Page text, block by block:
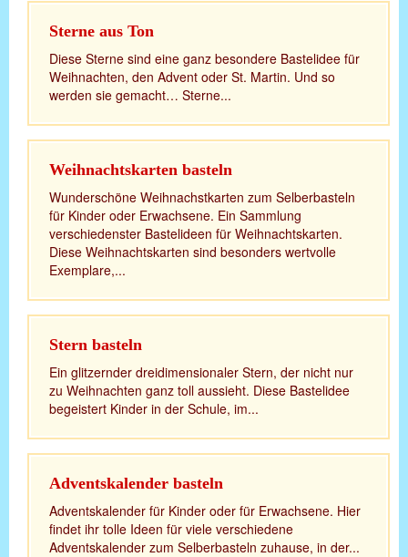
Sterne aus Ton
Diese Sterne sind eine ganz besondere Bastelidee für
Weihnachten, den Advent oder St. Martin. Und so
werden sie gemacht… Sterne...
Weihnachtskarten basteln
Wunderschöne Weihnachstkarten zum Selberbasteln
für Kinder oder Erwachsene. Ein Sammlung
verschiedenster Bastelideen für Weihnachtskarten.
Diese Weihnachtskarten sind besonders wertvolle
Exemplare,...
Stern basteln
Ein glitzernder dreidimensionaler Stern, der nicht nur
zu Weihnachten ganz toll aussieht. Diese Bastelidee
begeistert Kinder in der Schule, im...
Adventskalender basteln
Adventskalender für Kinder oder für Erwachsene. Hier
findet ihr tolle Ideen für viele verschiedene
Adventskalender zum Selberbasteln zuhause, in der...